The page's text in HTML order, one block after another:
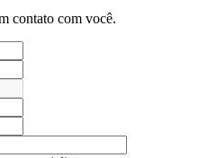
contato com você.